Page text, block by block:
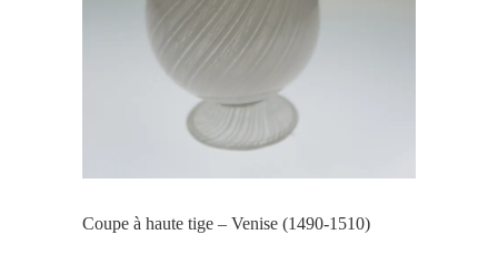
Coupe à haute tige – Venise (1490-1510)